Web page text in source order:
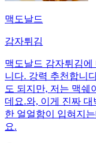
맥도날드
감자튀김
맥도날드 감자튀김
니다. 강력 추천합니
도 되지만, 저는 맥쉐
데요. ​와, 이게 진짜
한 얼얼함이 입혀지
요.